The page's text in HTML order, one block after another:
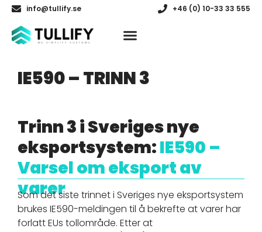
info@tullify.se +46 (0) 10-33 33 555
IE590 – TRINN 3
Trinn 3 i Sveriges nye
eksportsystem:IE590 –
Varsel om eksport av
varer
Som det siste trinnet i Sveriges nye eksportsystem
brukes IE590-meldingen til å bekrefte at varer har
forlatt EUs tollområde. Etter at